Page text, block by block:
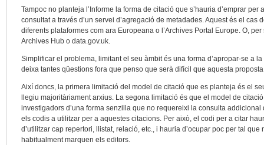
Tampoc no planteja l’Informe la forma de citació que s’hauria d’emprar
consultat a través d’un servei d’agregació de metadades. Aquest és el
diferents plataformes com ara Europeana o l’Archives Portal Europe. O,
Archives Hub o data.gov.uk.
Simplificar el problema, limitant el seu àmbit és una forma d’apropar-se a
deixa tantes qüestions fora que penso que serà difícil que aquesta
Així doncs, la primera limitació del model de citació que es planteja és el
llegiu majoritàriament arxius. La segona limitació és que el model de
investigadors d’una forma senzilla que no requereixi la consulta
els codis a utilitzar per a aquestes citacions. Per això, el codi per a citar
d’utilitzar cap repertori, llistat, relació, etc., i hauria d’ocupar poc per tal que
habitualment marquen els editors.